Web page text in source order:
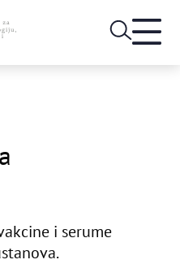
i serume